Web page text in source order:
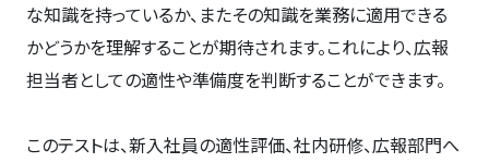
な知識を持っているか、またその知識を業務に適用できる
かどうかを理解することが期待されます。これにより、広報
担当者としての適性や準備度を判断することができます。
このテストは、新入社員の適性評価、社内研修、広報部門へ